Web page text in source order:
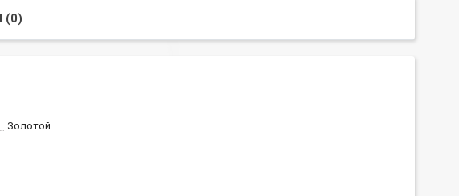
(0)
Золотой